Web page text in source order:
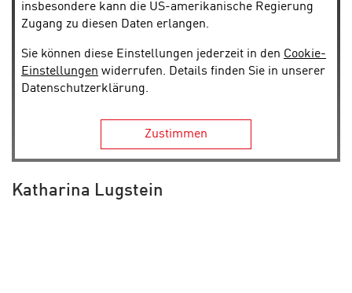
insbesondere kann die US-amerikanische Regierung
Zugang zu diesen Daten erlangen.
Sie können diese Einstellungen jederzeit in den Cookie-
Einstellungen widerrufen. Details finden Sie in unserer
Datenschutzerklärung.
Zustimmen
Katharina Lugstein